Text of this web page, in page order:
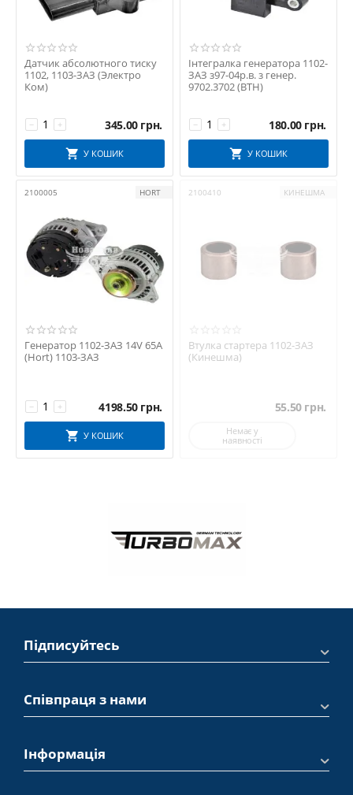
Датчик абсолютного тиску
1102, 1103-ЗАЗ (Электро
Ком)
+
− 345.00 грн.
У КОШИК
Інтегралка генератора 1102-
ЗАЗ з97-04р.в. з генер.
9702.3702 (ВТН)
+
− 180.00 грн.
У КОШИК
2100005 HORT
Генератор 1102-ЗАЗ 14V 65A
(Hort) 1103-ЗАЗ
+
− 4198.50 грн.
У КОШИК
2100410 КИНЕШМА
Втулка стартера 1102-ЗАЗ
(Кинешма)
55.50 грн.
Немає у
наявності
Підписуйтесь
Співпраця з нами
Інформація